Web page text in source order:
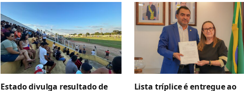
Estado divulga resultado de
Lista tríplice é entregue ao